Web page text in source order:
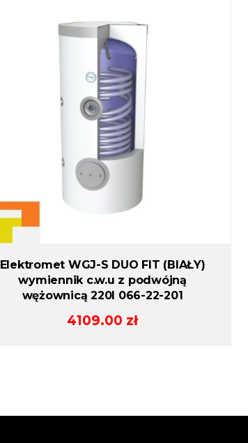
Elektromet WGJ-S DUO FIT (BIAŁY)
wymiennik c.w.u z podwójną
wężownicą 220l 066-22-201
4109.00 zł